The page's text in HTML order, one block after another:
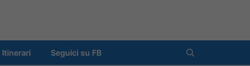
Itinerari Seguici su FB